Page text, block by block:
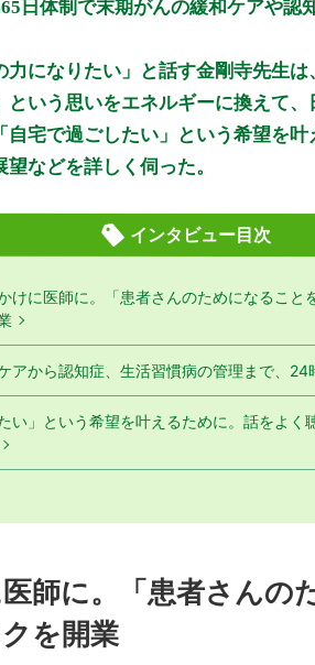
日体制で末期がんの緩和ケアや
力になりたい」と話す金剛寺先生
いう思いをエネルギーに換えて、
宅で過ごしたい」という希望を
などを詳しく伺った。
インタビュー目次
けに医師に。「患者さんのためになること
アから認知症、生活習慣病の管理まで、
い」という希望を叶えるために。話をよく
師に。「患者さんの
を開業